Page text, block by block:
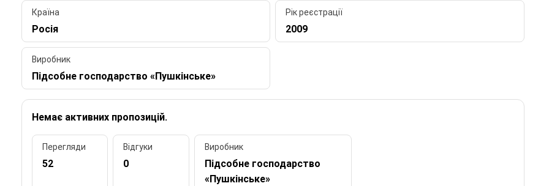
Країна
Росія
Рік реєстрації
2009
Виробник
Підсобне господарство «Пушкінське»
Немає активних пропозицій.
Перегляди
52
Відгуки
0
Виробник
Підсобне господарство
«Пушкінське»